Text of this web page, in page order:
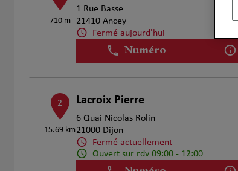
710 m
1 Rue Basse
21410 Ancey
Fermé aujourd'hui
Numéro
2
15.69 km
Lacroix Pierre
6 Quai Nicolas Rolin
21000 Dijon
Fermé actuellement
Ouvert sur rdv 09:00 - 12:00